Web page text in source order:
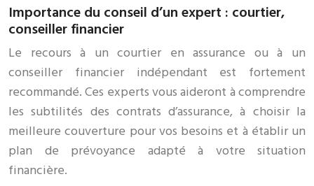
Importance du conseil d’un expert : courtier,
conseiller financier
Le recours à un courtier en assurance ou à un
conseiller financier indépendant est fortement
recommandé. Ces experts vous aideront à comprendre
les subtilités des contrats d’assurance, à choisir la
meilleure couverture pour vos besoins et à établir un
plan de prévoyance adapté à votre situation
financière.